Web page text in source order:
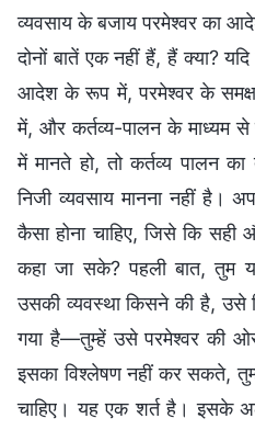
व्यवसाय के बजाय परमेश्वर का
दोनों बातें एक नहीं हैं, हैं क्या?
आदेश के रूप में, परमेश्वर के
में, और कर्तव्य-पालन के माध्यम
में मानते हो, तो कर्तव्य पालन का
निजी व्यवसाय मानना नहीं है।
कैसा होना चाहिए, जिसे कि
कहा जा सके? पहली बात, तुम
उसकी व्यवस्था किसने की है, उसे
गया है—तुम्हें उसे परमेश्वर की
इसका विश्लेषण नहीं कर सकते,
चाहिए। यह एक शर्त है। इसके